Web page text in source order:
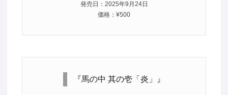
発売日：2025年9月24日
価格：¥500
『馬の中 其の壱「炎」』